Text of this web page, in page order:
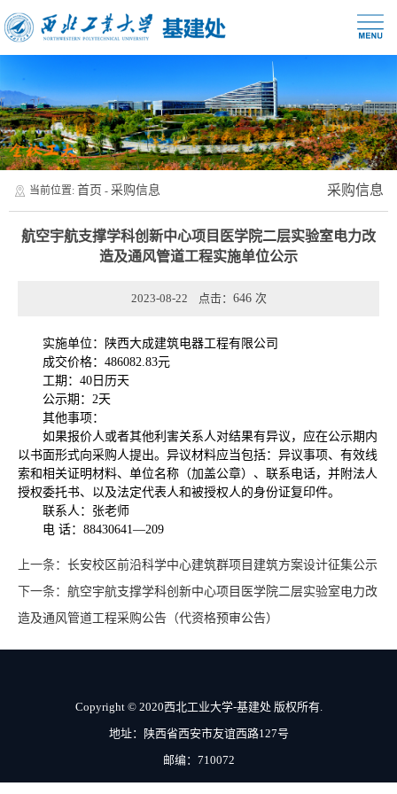
当前位置: 首页 - 采购信息 采购信息
航空宇航支撑学科创新中心项目医学院二层实验室电力改
造及通风管道工程实施单位公示
2023-08-22 点击： 646 次
实施单位：陕西大成建筑电器工程有限公司
成交价格：486082.83元
工期：40日历天
公示期：2天
其他事项：
如果报价人或者其他利害关系人对结果有异议，应在公示期内
以书面形式向采购人提出。异议材料应当包括：异议事项、有效线
索和相关证明材料、单位名称（加盖公章）、联系电话，并附法人
授权委托书、以及法定代表人和被授权人的身份证复印件。
联系人：张老师
电 话：88430641—209
上一条： 长安校区前沿科学中心建筑群项目建筑方案设计征集公示
下一条： 航空宇航支撑学科创新中心项目医学院二层实验室电力改
造及通风管道工程采购公告（代资格预审公告）
Copyright © 2020西北工业大学-基建处 版权所有.
地址：陕西省西安市友谊西路127号
邮编：710072